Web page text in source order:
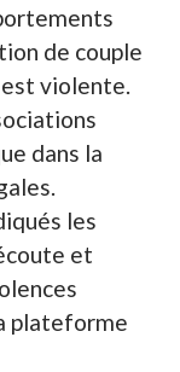
de couple
violente.
dans la
les
et
plateforme